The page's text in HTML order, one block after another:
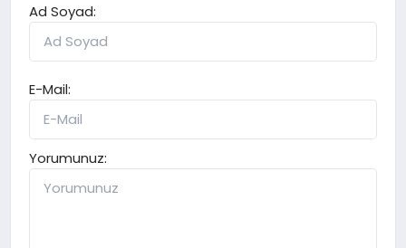
Ad Soyad:
E-Mail:
Yorumunuz: